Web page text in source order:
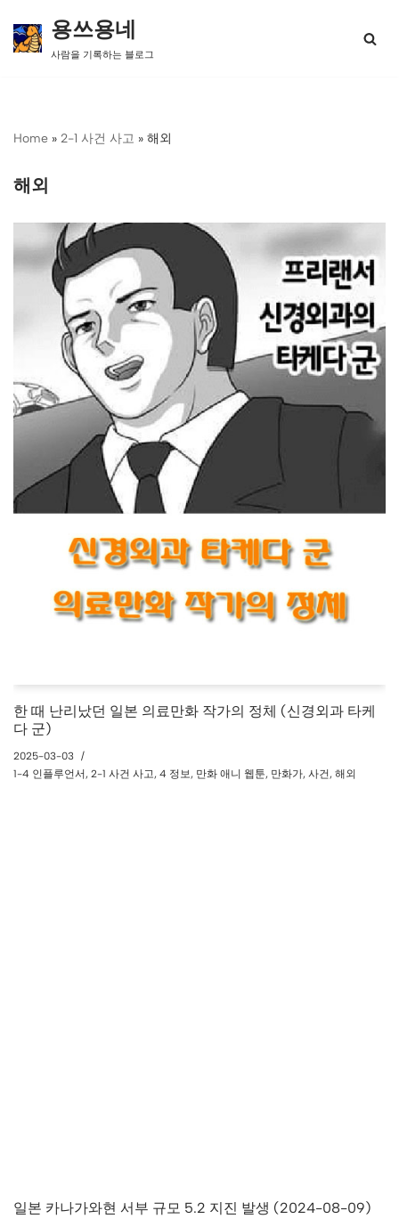
콘
너
용쓰용네
사람을 기록하는 블로그
Home » 2-1 사건 사고 » 해외
해외
한 때 난리났던 일본 의료만화 작가의 정체 (신경외과 타케
다 군)
2025-03-03
1-4 인플루언서, 2-1 사건 사고, 4 정보, 만화 애니 웹툰, 만화가, 사건, 해외
일본 카나가와현 서부 규모 5.2 지진 발생 (2024-08-09)